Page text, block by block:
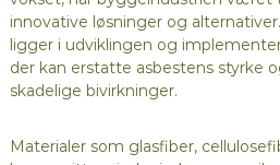
innovative løsninger og
ligger i udviklingen og
der kan erstatte asbestens styrke
skadelige bivirkninger.
Materialer som glasfiber,